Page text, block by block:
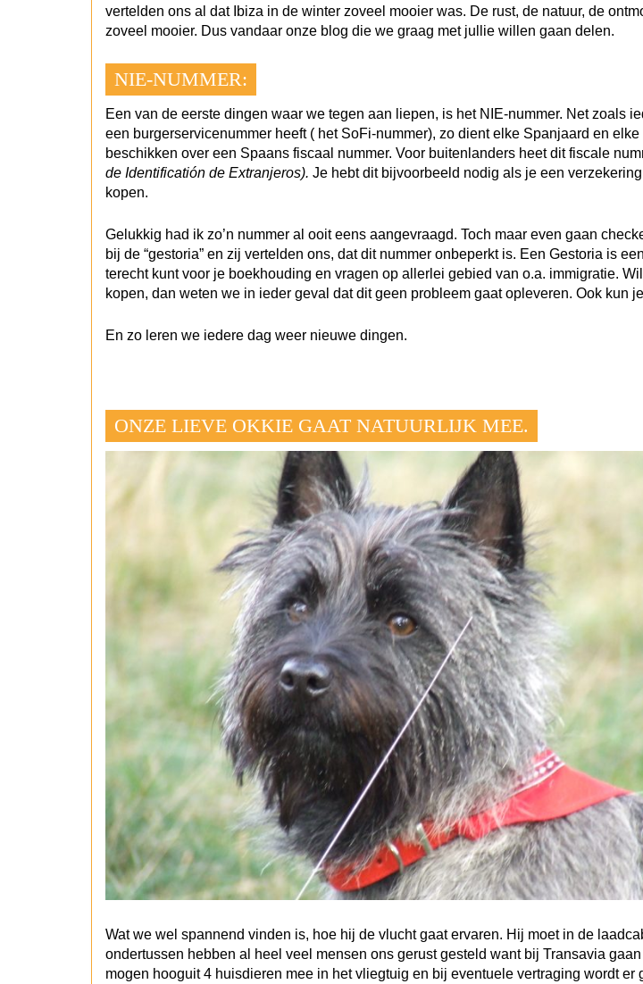
vertelden ons al dat Ibiza in de winter zoveel mooier was. De rust, de natuur, de
zoveel mooier. Dus vandaar onze blog die we graag met jullie willen gaan delen.
NIE-NUMMER:
Een van de eerste dingen waar we tegen aan liepen, is het NIE-nummer. Net zoals
een burgerservicenummer heeft ( het SoFi-nummer), zo dient elke Spanjaard en
beschikken over een Spaans fiscaal nummer. Voor buitenlanders heet dit fiscale
de Identificatión de Extranjeros). Je hebt dit bijvoorbeeld nodig als je een
kopen.
Gelukkig had ik zo’n nummer al ooit eens aangevraagd. Toch maar even gaan
bij de “gestoria” en zij vertelden ons, dat dit nummer onbeperkt is. Een Gestoria is
terecht kunt voor je boekhouding en vragen op allerlei gebied van o.a. immigratie.
kopen, dan weten we in ieder geval dat dit geen probleem gaat opleveren. Ook kun
En zo leren we iedere dag weer nieuwe dingen.
ONZE LIEVE OKKIE GAAT NATUURLIJK MEE.
Wat we wel spannend vinden is, hoe hij de vlucht gaat ervaren. Hij moet in de
ondertussen hebben al heel veel mensen ons gerust gesteld want bij Transavia
mogen hooguit 4 huisdieren mee in het vliegtuig en bij eventuele vertraging wordt er